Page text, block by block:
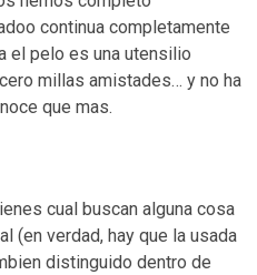
continua completamente
el pelo es una utensilio
millas amistades… y no ha
que mas.
cual buscan alguna cosa
(en verdad, hay que la usada
distinguido dentro de